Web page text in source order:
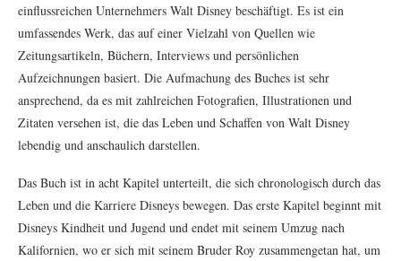
einflussreichen Unternehmers Walt Disney beschäftigt. Es ist ein
umfassendes Werk, das auf einer Vielzahl von Quellen wie
Zeitungsartikeln, Büchern, Interviews und persönlichen
Aufzeichnungen basiert. Die Aufmachung des Buches ist sehr
ansprechend, da es mit zahlreichen Fotografien, Illustrationen und
Zitaten versehen ist, die das Leben und Schaffen von Walt Disney
lebendig und anschaulich darstellen.
Das Buch ist in acht Kapitel unterteilt, die sich chronologisch durch das
Leben und die Karriere Disneys bewegen. Das erste Kapitel beginnt mit
Disneys Kindheit und Jugend und endet mit seinem Umzug nach
Kalifornien, wo er sich mit seinem Bruder Roy zusammengetan hat, um